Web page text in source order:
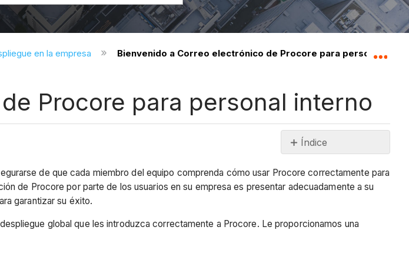
en la empresa Bienvenido a Correo electrónico de Procore para personal
Procore para personal interno
Índice
Plantilla
de
electrónico
de que cada miembro del equipo comprenda cómo usar Procore correctamente para
de Procore por parte de los usuarios en su empresa es presentar adecuadamente a su
garantizar su éxito.
global que les introduzca correctamente a Procore. Le proporcionamos una